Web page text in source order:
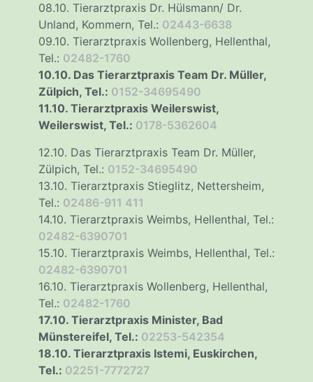
08.10. Tierarztpraxis Dr. Hülsmann/ Dr.
Unland, Kommern, Tel.: 02443-6638
09.10. Tierarztpraxis Wollenberg, Hellenthal,
Tel.: 02482-1760
10.10. Das Tierarztpraxis Team Dr. Müller,
Zülpich, Tel.: 0152-34695490
11.10. Tierarztpraxis Weilerswist,
Weilerswist, Tel.: 0178-5362604
12.10. Das Tierarztpraxis Team Dr. Müller,
Zülpich, Tel.: 0152-34695490
13.10. Tierarztpraxis Stieglitz, Nettersheim,
Tel.: 02486-911 411
14.10. Tierarztpraxis Weimbs, Hellenthal, Tel.:
02482-6390701
15.10. Tierarztpraxis Weimbs, Hellenthal, Tel.:
02482-6390701
16.10. Tierarztpraxis Wollenberg, Hellenthal,
Tel.: 02482-1760
17.10. Tierarztpraxis Minister, Bad
Münstereifel, Tel.: 02253-542354
18.10. Tierarztpraxis Istemi, Euskirchen,
Tel.: 02251-7772727